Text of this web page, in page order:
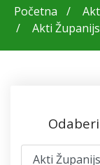
Početna
Akti